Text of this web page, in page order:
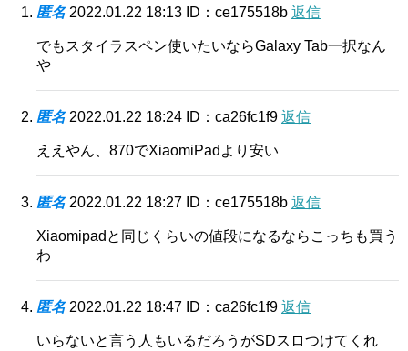
匿名 2022.01.22 18:13 ID：ce175518b 返信
でもスタイラスペン使いたいならGalaxy Tab一択なん
や
匿名 2022.01.22 18:24 ID：ca26fc1f9 返信
ええやん、870でXiaomiPadより安い
匿名 2022.01.22 18:27 ID：ce175518b 返信
Xiaomipadと同じくらいの値段になるならこっちも買う
わ
匿名 2022.01.22 18:47 ID：ca26fc1f9 返信
いらないと言う人もいるだろうがSDスロつけてくれ